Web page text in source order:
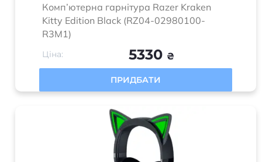
Комп’ютерна гарнітура Razer Kraken
Kitty Edition Black (RZ04-02980100-
R3M1)
Ціна: 5330 ₴
ПРИДБАТИ